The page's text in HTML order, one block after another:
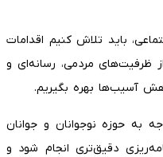
باید تلاش کنیم اقدامات
ظرفیت‌های مردمی، رسانه‌ای و
آسیب‌ها بهره بگیریم.
به حوزه نوجوانان و جوانان
دقیق‌تری انجام شود و